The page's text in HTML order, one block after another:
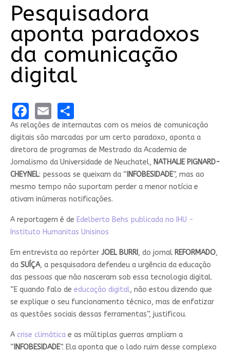
Pesquisadora
aponta paradoxos
da comunicação
digital
Facebook
EmailShare
As relações de internautas com os meios de comunicação
digitais são marcadas por um certo paradoxo, aponta a
diretora de programas de Mestrado da Academia de
Jornalismo da Universidade de Neuchatel, NATHALIE PIGNARD-
CHEYNEL: pessoas se queixam da “ INFOBESIDADE”, mas ao
mesmo tempo não suportam perder a menor notícia e
ativam inúmeras notificações.
A reportagem é de Edelberto Behs publicada no IHU -
Instituto Humanitas Unisinos
Em entrevista ao repórter JOEL BURRI , do jornal REFORMADO,
da SUÍÇA, a pesquisadora defendeu a urgência da educação
das pessoas que não nasceram sob essa tecnologia digital.
“E quando falo de educação digital, não estou dizendo que
se explique o seu funcionamento técnico, mas de enfatizar
as questões sociais dessas ferramentas”, justificou.
A crise climáticae as múltiplas guerras ampliam a
“ INFOBESIDADE”. Ela aponta que o lado ruim desse complexo